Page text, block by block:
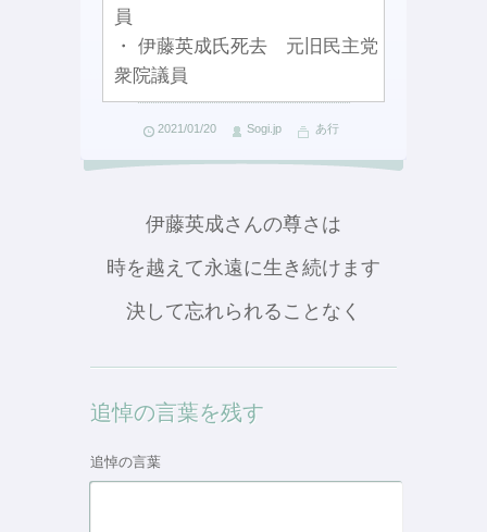
員
・ 伊藤英成氏死去 元旧民主党
衆院議員
2021/01/20 Sogi.jp あ行
伊藤英成さんの尊さは
時を越えて永遠に生き続けます
決して忘れられることなく
追悼の言葉を残す
追悼の言葉